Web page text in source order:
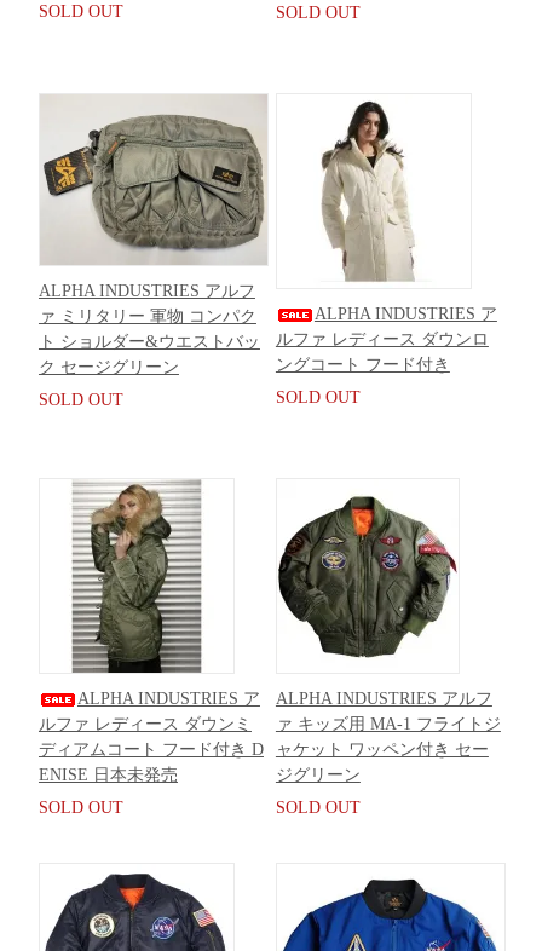
SOLD OUT
SOLD OUT
ALPHA INDUSTRIES アルフ
ァ ミリタリー 軍物 コンパク
ト ショルダー&ウエストバッ
ク セージグリーン
SOLD OUT
ALPHA INDUSTRIES ア
ルファ レディース ダウンロ
ングコート フード付き
SOLD OUT
ALPHA INDUSTRIES ア
ルファ レディース ダウンミ
ディアムコート フード付き D
ENISE 日本未発売
SOLD OUT
ALPHA INDUSTRIES アルフ
ァ キッズ用 MA-1 フライトジ
ャケット ワッペン付き セー
ジグリーン
SOLD OUT